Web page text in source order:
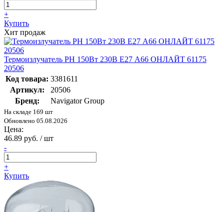
+
Купить
Хит продаж
Термоизлучатель РН 150Вт 230В Е27 А66 ОНЛАЙТ 61175
20506
Код товара: 3381611
Артикул:
20506
Бренд:
Navigator Group
На складе 169 шт
Обновлено 05.08.2026
Цена:
46.89 руб. / шт
-
+
Купить